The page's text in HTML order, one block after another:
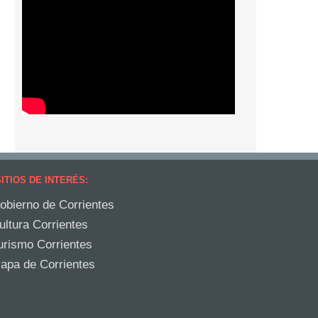
DE INTERÉS:
de Corrientes
Corrientes
Corrientes
de Corrientes